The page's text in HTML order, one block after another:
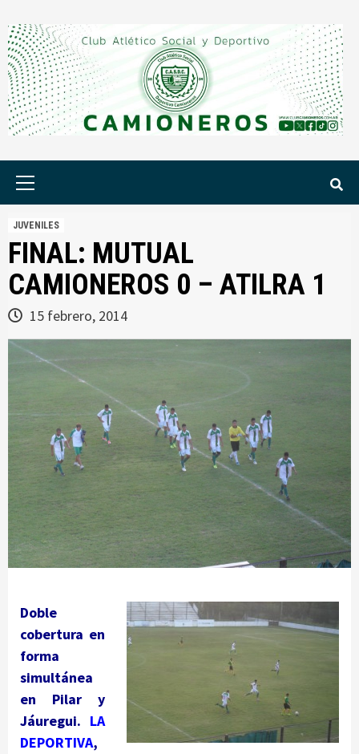
al
contenido
JUVENILES
FINAL: MUTUAL
CAMIONEROS 0 – ATILRA 1
15 febrero, 2014
Doble
cobertura en
forma
simultánea
en Pilar y
Jáuregui. LA
DEPORTIVA,